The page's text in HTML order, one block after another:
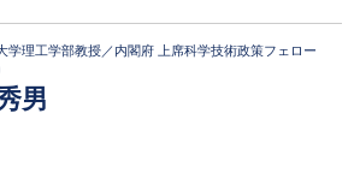
学理工学部教授／内閣府 上席科学技術政策フェロー
男